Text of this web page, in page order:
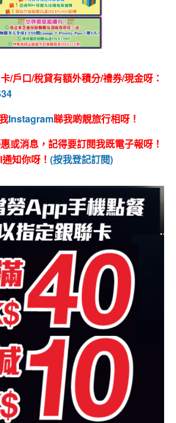
/戶口/稅貸有額外積分/禮券/現金呀：
Instagram睇我啲靚旅行相呀！
或消息，記得要訂閱我既電子報呀！
知你呀！ (按我登記訂閱)